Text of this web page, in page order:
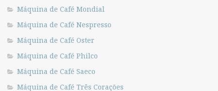
Máquina de Café Mondial
Máquina de Café Nespresso
Máquina de Café Oster
Máquina de Café Philco
Máquina de Café Saeco
Máquina de Café Três Corações